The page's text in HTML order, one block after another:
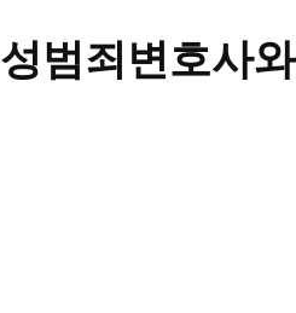
성범죄변호사